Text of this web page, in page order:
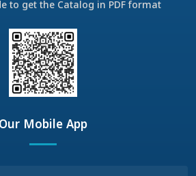
to get the Catalog in PDF format
Our Mobile App